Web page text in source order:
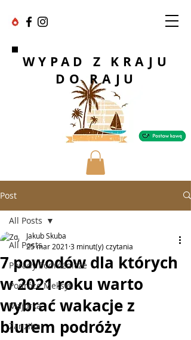
WYPAD Z KRAJU
DO RAJU
Post
All Posts
Porady Podróżnicze
Podróże Meksyk
Majorka
Zanzibar
All Posts
7 powodów dla których
w 2021 roku warto
wybrać wakacje z
biurem podróży
Jakub Skuba
25 mar 2021 3 minut(y) czytania